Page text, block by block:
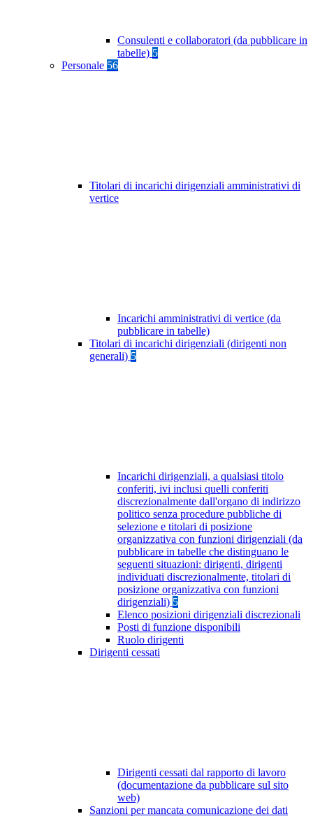
Consulenti e collaboratori (da pubblicare in
tabelle) 5
Personale 56
Titolari di incarichi dirigenziali amministrativi di
vertice
Incarichi amministrativi di vertice (da
pubblicare in tabelle)
Titolari di incarichi dirigenziali (dirigenti non
generali) 5
Incarichi dirigenziali, a qualsiasi titolo
conferiti, ivi inclusi quelli conferiti
discrezionalmente dall'organo di indirizzo
politico senza procedure pubbliche di
selezione e titolari di posizione
organizzativa con funzioni dirigenziali (da
pubblicare in tabelle che distinguano le
seguenti situazioni: dirigenti, dirigenti
individuati discrezionalmente, titolari di
posizione organizzativa con funzioni
dirigenziali) 5
Elenco posizioni dirigenziali discrezionali
Posti di funzione disponibili
Ruolo dirigenti
Dirigenti cessati
Dirigenti cessati dal rapporto di lavoro
(documentazione da pubblicare sul sito
web)
Sanzioni per mancata comunicazione dei dati